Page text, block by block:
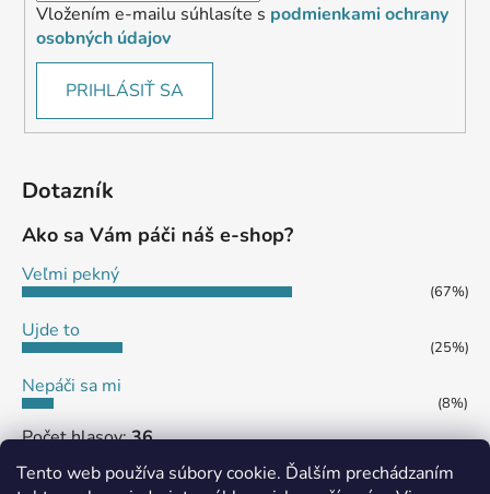
Tento web používa súbory cookie. Ďalším prechádzaním
Vložením e-mailu súhlasíte s podmienkami ochrany
osobných údajov
PRIHLÁSIŤ SA
Dotazník
Ako sa Vám páči náš e-shop?
Veľmi pekný
(67%)
Ujde to
(25%)
Nepáči sa mi
(8%)
Počet hlasov:36